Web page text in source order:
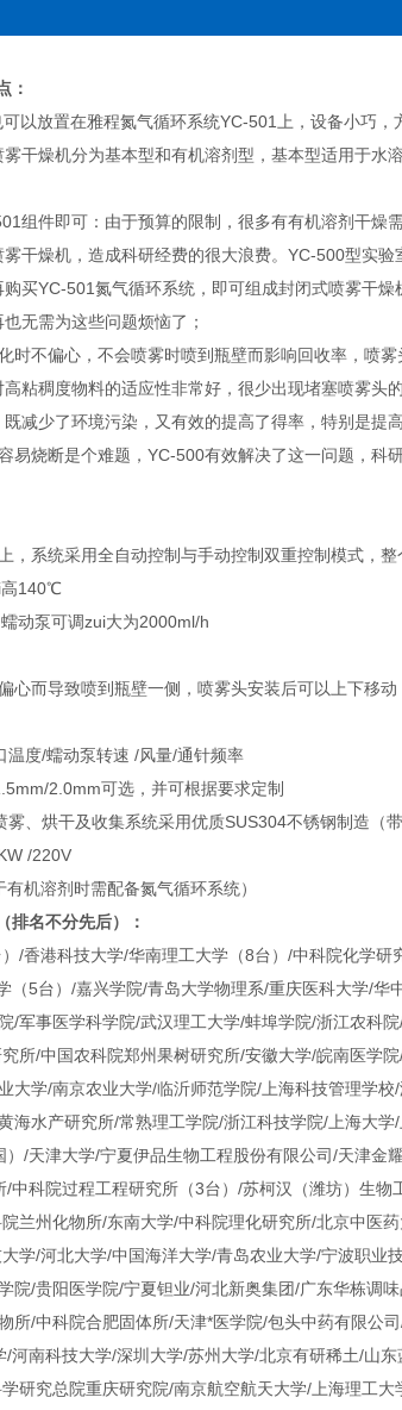
：
以放置在雅程氮气循环系统YC-501上，设备小巧，
干燥机分为基本型和有机溶剂型，基本型适用于水
组件即可：由于预算的限制，很多有有机溶剂干燥
干燥机，造成科研经费的很大浪费。YC-500型实
买YC-501氮气循环系统，即可组成封闭式喷雾干
无需为这些问题烦恼了；
时不偏心，不会喷雾时喷到瓶壁而影响回收率，喷
粘稠度物料的适应性非常好，很少出现堵塞喷雾头的
减少了环境污染，又有效的提高了得率，特别是提
易烧断是个难题，YC-500有效解决了这一问题，科
，系统采用全自动控制与手动控制双重控制模式，整
高140℃
动泵可调zui大为2000ml/h
心而导致喷到瓶壁一侧，喷雾头安装后可以上下移
度/蠕动泵转速 /风量/通针频率
2.0mm可选，并可根据要求定制
、烘干及收集系统采用优质SUS304不锈钢制造（带
/220V
机溶剂时需配备氮气循环系统）
排名不分先后）：
/香港科技大学/华南理工大学（8台）/中科院化学研
（5台）/嘉兴学院/青岛大学物理系/重庆医科大学/华
/军事医学科学院/武汉理工大学/蚌埠学院/浙江农科
所/中国农科院郑州果树研究所/安徽大学/皖南医学
大学/南京农业大学/临沂师范学院/上海科技管理学
海水产研究所/常熟理工学院/浙江科技学院/上海大
/天津大学/宁夏伊品生物工程股份有限公司/天津金
科院过程工程研究所（3台）/苏柯汉（潍坊）生物
兰州化物所/东南大学/中科院理化研究所/北京中医
学/河北大学/中国海洋大学/青岛农业大学/宁波职业
院/贵阳医学院/宁夏钽业/河北新奥集团/广东华栋调
所/中科院合肥固体所/天津*医学院/包头中药有限公
河南科技大学/深圳大学/苏州大学/北京有研稀土/山
研究总院重庆研究院/南京航空航天大学/上海理工